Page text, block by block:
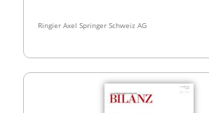
Ringier Axel Springer Schweiz AG